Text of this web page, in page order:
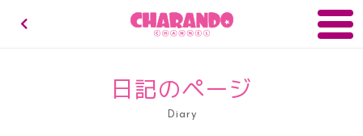
キャランドゥチャンネル
日記のページ
Diary